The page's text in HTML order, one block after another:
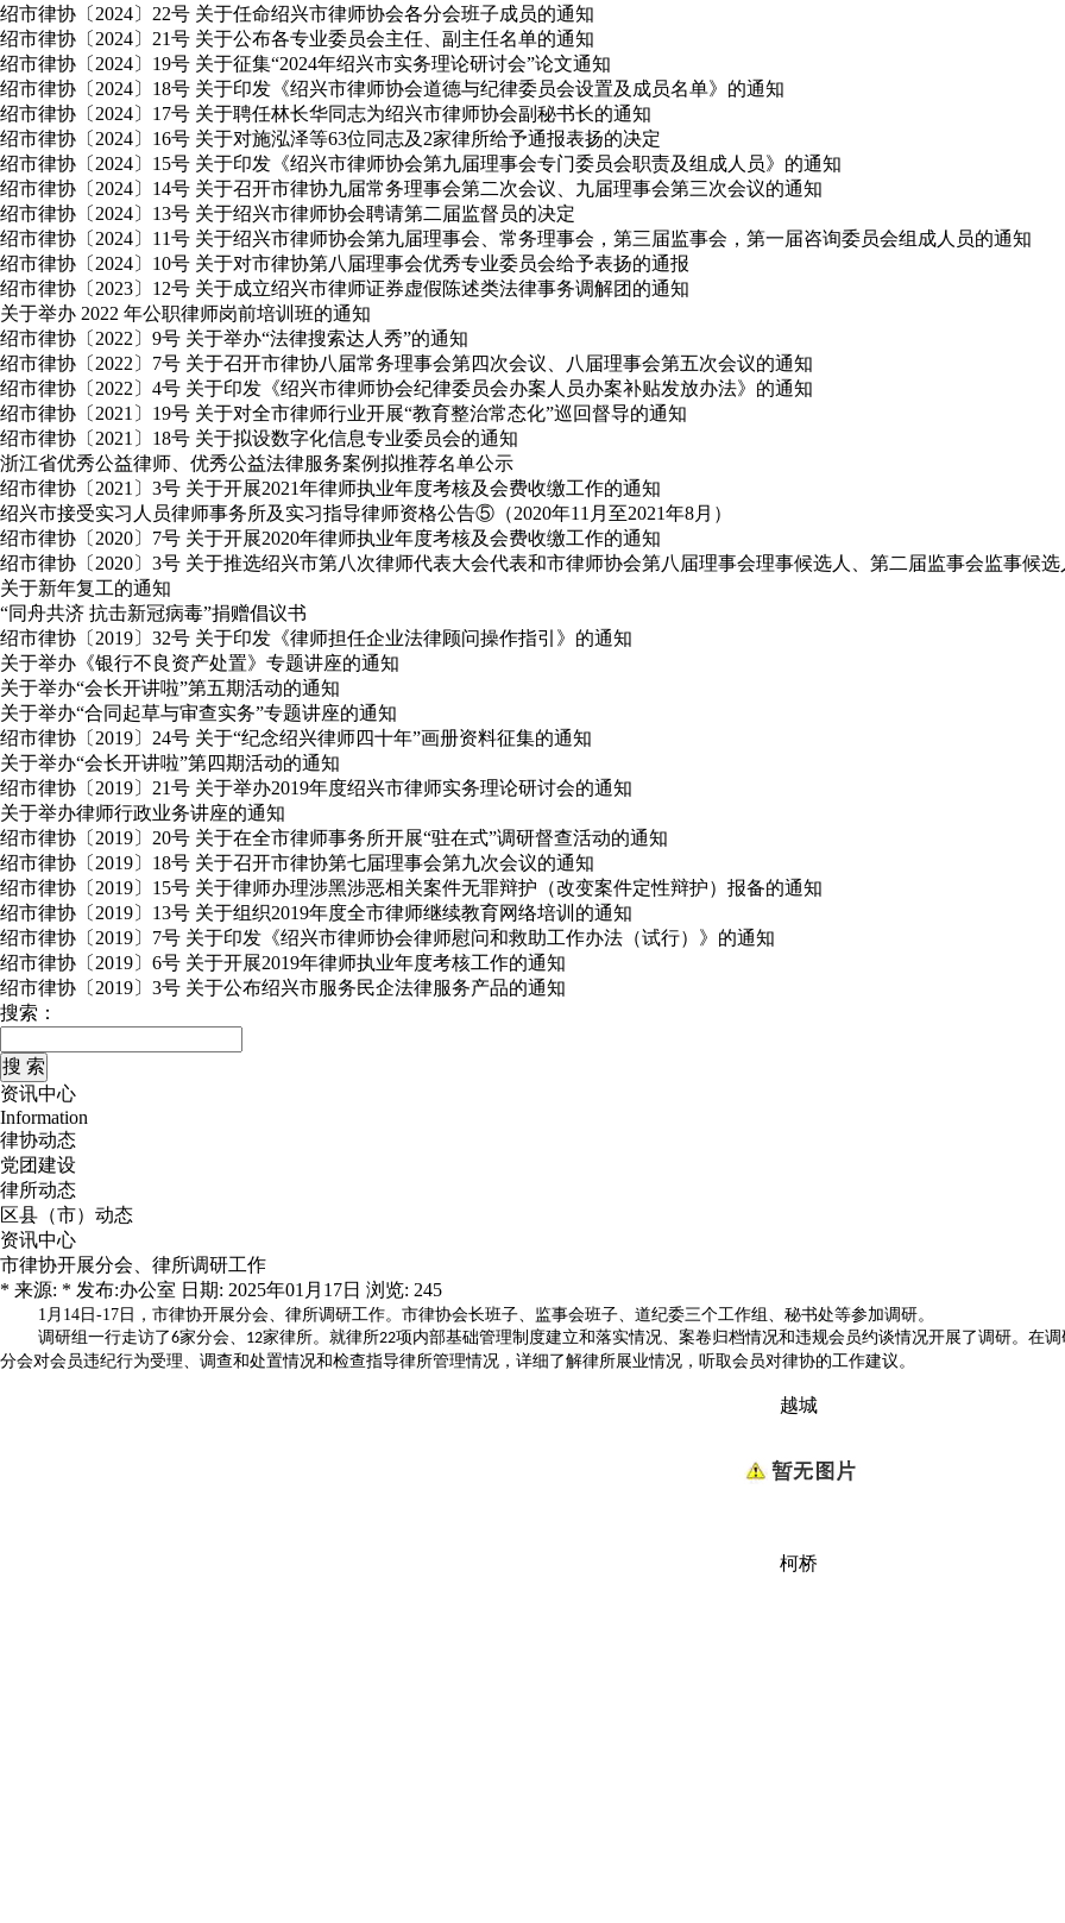
绍市律协〔2024〕22号 关于任命绍兴市律师协会各分会班子成员的通知
绍市律协〔2024〕21号 关于公布各专业委员会主任、副主任名单的通知
绍市律协〔2024〕19号 关于征集“2024年绍兴市实务理论研讨会”论文通知
绍市律协〔2024〕18号 关于印发《绍兴市律师协会道德与纪律委员会设置及成员名单》的通知
绍市律协〔2024〕17号 关于聘任林长华同志为绍兴市律师协会副秘书长的通知
绍市律协〔2024〕16号 关于对施泓泽等63位同志及2家律所给予通报表扬的决定
绍市律协〔2024〕15号 关于印发《绍兴市律师协会第九届理事会专门委员会职责及组成人员》的通知
绍市律协〔2024〕14号 关于召开市律协九届常务理事会第二次会议、九届理事会第三次会议的通知
绍市律协〔2024〕13号 关于绍兴市律师协会聘请第二届监督员的决定
绍市律协〔2024〕11号 关于绍兴市律师协会第九届理事会、常务理事会，第三届监事会，第一届咨询委员会组成人员的通知
绍市律协〔2024〕10号 关于对市律协第八届理事会优秀专业委员会给予表扬的通报
绍市律协〔2023〕12号 关于成立绍兴市律师证券虚假陈述类法律事务调解团的通知
关于举办 2022 年公职律师岗前培训班的通知
绍市律协〔2022〕9号 关于举办“法律搜索达人秀”的通知
绍市律协〔2022〕7号 关于召开市律协八届常务理事会第四次会议、八届理事会第五次会议的通知
绍市律协〔2022〕4号 关于印发《绍兴市律师协会纪律委员会办案人员办案补贴发放办法》的通知
绍市律协〔2021〕19号 关于对全市律师行业开展“教育整治常态化”巡回督导的通知
绍市律协〔2021〕18号 关于拟设数字化信息专业委员会的通知
浙江省优秀公益律师、优秀公益法律服务案例拟推荐名单公示
绍市律协〔2021〕3号 关于开展2021年律师执业年度考核及会费收缴工作的通知
绍兴市接受实习人员律师事务所及实习指导律师资格公告⑤（2020年11月至2021年8月）
绍市律协〔2020〕7号 关于开展2020年律师执业年度考核及会费收缴工作的通知
绍市律协〔2020〕3号 关于推选绍兴市第八次律师代表大会代表和市律师协会第八届理事会理事候选人、第二届监事会监事候
关于新年复工的通知
“同舟共济 抗击新冠病毒”捐赠倡议书
绍市律协〔2019〕32号 关于印发《律师担任企业法律顾问操作指引》的通知
关于举办《银行不良资产处置》专题讲座的通知
关于举办“会长开讲啦”第五期活动的通知
关于举办“合同起草与审查实务”专题讲座的通知
绍市律协〔2019〕24号 关于“纪念绍兴律师四十年”画册资料征集的通知
关于举办“会长开讲啦”第四期活动的通知
绍市律协〔2019〕21号 关于举办2019年度绍兴市律师实务理论研讨会的通知
关于举办律师行政业务讲座的通知
绍市律协〔2019〕20号 关于在全市律师事务所开展“驻在式”调研督查活动的通知
绍市律协〔2019〕18号 关于召开市律协第七届理事会第九次会议的通知
绍市律协〔2019〕15号 关于律师办理涉黑涉恶相关案件无罪辩护（改变案件定性辩护）报备的通知
绍市律协〔2019〕13号 关于组织2019年度全市律师继续教育网络培训的通知
绍市律协〔2019〕7号 关于印发《绍兴市律师协会律师慰问和救助工作办法（试行）》的通知
绍市律协〔2019〕6号 关于开展2019年律师执业年度考核工作的通知
绍市律协〔2019〕3号 关于公布绍兴市服务民企法律服务产品的通知
搜索：
资讯中心
Information
律协动态
党团建设
律所动态
区县（市）动态
资讯中心
市律协开展分会、律所调研工作
* 来源: * 发布:办公室 日期: 2025年01月17日 浏览: 245
1 月 14 日 -17 日，市律协开展分会、律所调研工作。市律协会长班子、监事会班子、道纪委三个工作组、秘书处等参加调研。
调研组一行走访了6家分会、 12家律所。就律所22项内部基础管理制度建立和落实情况、案卷归档情况和违规会员约谈情况开展了调研。在
分会对会员违纪行为受理、调查和处置情况和检查指导律所管理情况，详细了解律所展业情况，听取会员对律协的工作建议。
越城
柯桥